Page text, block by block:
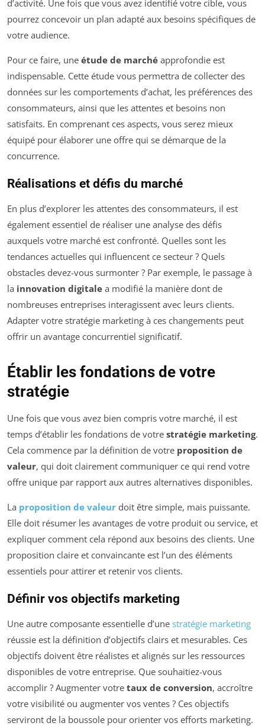
d’activité. Une fois que vous avez identifié votre cible, vous
pourrez concevoir un plan adapté aux besoins spécifiques de
votre audience.
Pour ce faire, une étude de marché approfondie est
indispensable. Cette étude vous permettra de collecter des
données sur les comportements d’achat, les préférences des
consommateurs, ainsi que les attentes et besoins non
satisfaits. En comprenant ces aspects, vous serez mieux
équipé pour élaborer une offre qui se démarque de la
concurrence.
Réalisations et défis du marché
En plus d’explorer les attentes des consommateurs, il est
également essentiel de réaliser une analyse des défis
auxquels votre marché est confronté. Quelles sont les
tendances actuelles qui influencent ce secteur ? Quels
obstacles devez-vous surmonter ? Par exemple, le passage à
la innovation digitale a modifié la manière dont de
nombreuses entreprises interagissent avec leurs clients.
Adapter votre stratégie marketing à ces changements peut
offrir un avantage concurrentiel significatif.
Établir les fondations de votre
stratégie
Une fois que vous avez bien compris votre marché, il est
temps d’établir les fondations de votre stratégie marketing.
Cela commence par la définition de votre proposition de
valeur, qui doit clairement communiquer ce qui rend votre
offre unique par rapport aux autres alternatives disponibles.
La proposition de valeur doit être simple, mais puissante.
Elle doit résumer les avantages de votre produit ou service, et
expliquer comment cela répond aux besoins des clients. Une
proposition claire et convaincante est l’un des éléments
essentiels pour attirer et retenir vos clients.
Définir vos objectifs marketing
Une autre composante essentielle d’une stratégie marketing
réussie est la définition d’objectifs clairs et mesurables. Ces
objectifs doivent être réalistes et alignés sur les ressources
disponibles de votre entreprise. Que souhaitiez-vous
accomplir ? Augmenter votre taux de conversion, accroître
votre visibilité ou augmenter vos ventes ? Ces objectifs
serviront de la boussole pour orienter vos efforts marketing.